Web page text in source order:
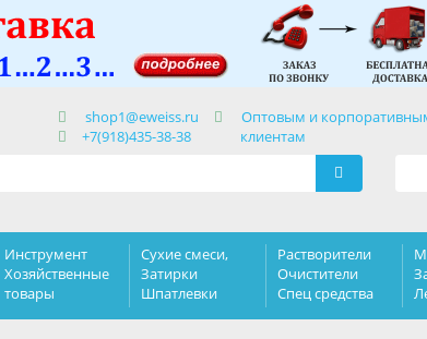
shop1@eweiss.ru
+7(918)435-38-38
Оптовым и
клиентам
Инструмент
Хозяйственные
товары
Сухие смеси,
Затирки
Шпатлевки
Растворители
Очистители
Спец средства